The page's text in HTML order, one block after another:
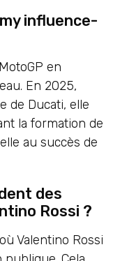
influence-
en
En 2025,
de Ducati, elle
la formation de
au succès de
des
Rossi ?
Valentino Rossi